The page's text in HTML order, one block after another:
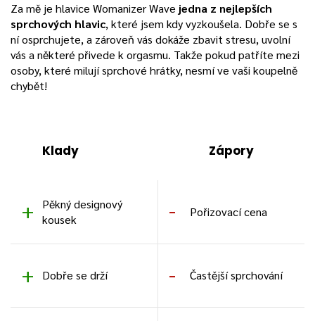
Za mě je hlavice Womanizer Wave jedna z nejlepších
sprchových hlavic, které jsem kdy vyzkoušela. Dobře se s
ní osprchujete, a zároveň vás dokáže zbavit stresu, uvolní
vás a některé přivede k orgasmu. Takže pokud patříte mezi
osoby, které milují sprchové hrátky, nesmí ve vaši koupelně
chybět!
Klady Zápory
Pěkný designový
kousek
Pořizovací cena
Dobře se drží Častější sprchování